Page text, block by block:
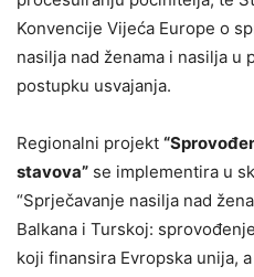
Konvencije Vijeća Europe o
nasilja nad ženama i nasilja u
postupku usvajanja.
Regionalni projekt
stavova” se implementira u
“Sprječavanje nasilja nad
Balkana i Turskoj:
koji finansira Evropska unija,